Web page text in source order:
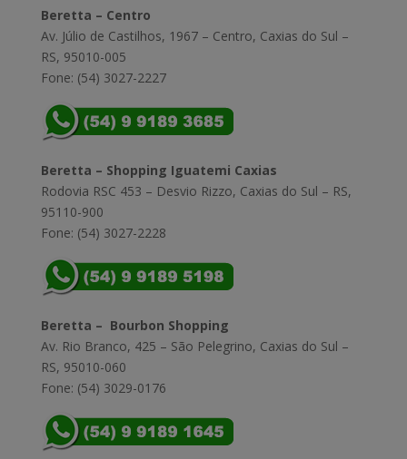
Beretta – Centro
Av. Júlio de Castilhos, 1967 – Centro, Caxias do Sul –
RS, 95010-005
Fone: (54) 3027-2227
Beretta – Shopping Iguatemi Caxias
Rodovia RSC 453 – Desvio Rizzo, Caxias do Sul – RS,
95110-900
Fone: (54) 3027-2228
Beretta – Bourbon Shopping
Av. Rio Branco, 425 – São Pelegrino, Caxias do Sul –
RS, 95010-060
Fone: (54) 3029-0176